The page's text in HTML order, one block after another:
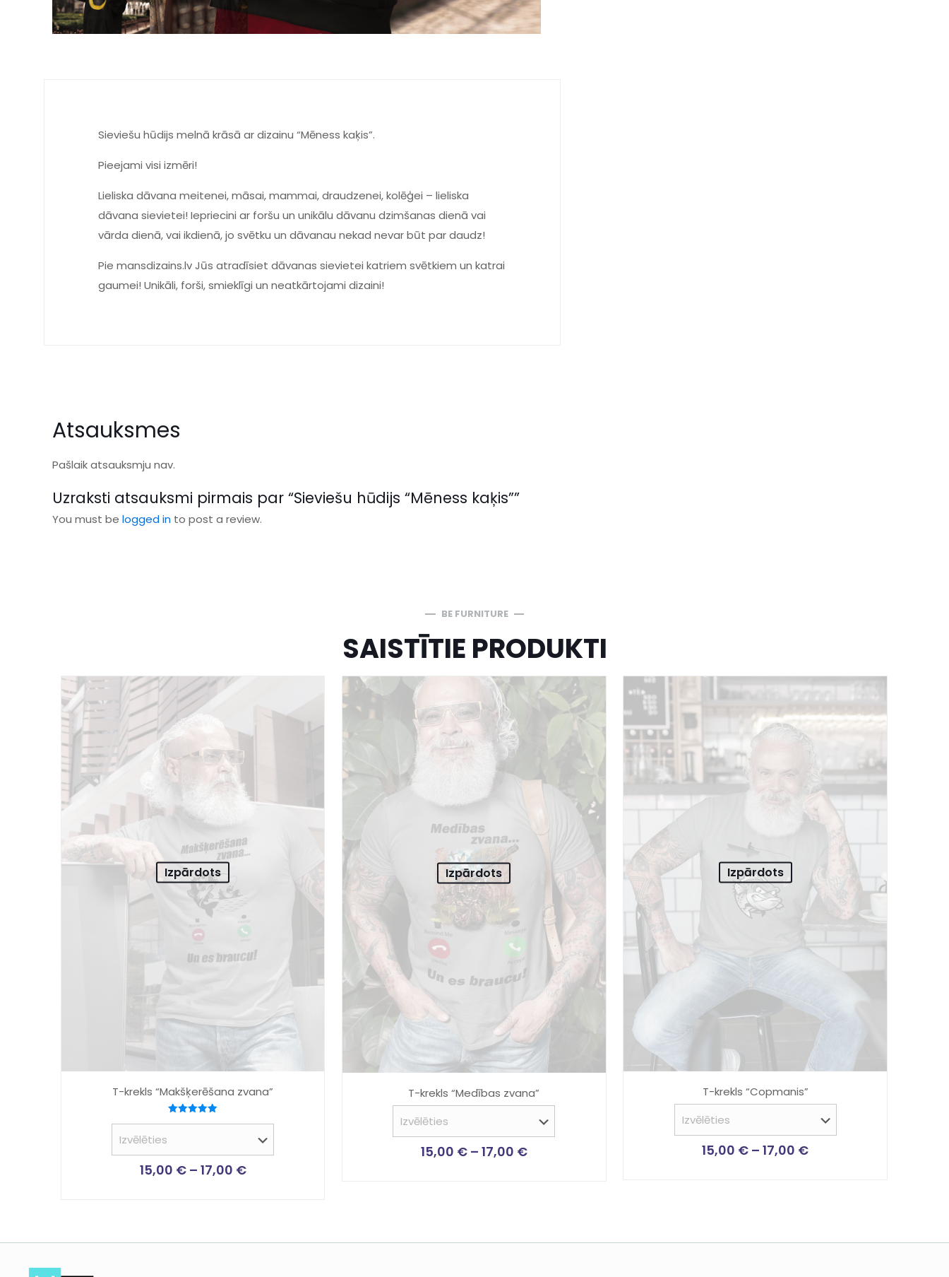
Sieviešu hūdijs melnā krāsā ar dizainu “Mēness kaķis”.
Pieejami visi izmēri!
Lieliska dāvana meitenei, māsai, mammai, draudzenei, kolēģei – lieliska
dāvana sievietei! Iepriecini ar foršu un unikālu dāvanu dzimšanas dienā vai
vārda dienā, vai ikdienā, jo svētku un dāvanau nekad nevar būt par daudz!
Pie mansdizains.lv Jūs atradīsiet dāvanas sievietei katriem svētkiem un katrai
gaumei! Unikāli, forši, smieklīgi un neatkārtojami dizaini!
Atsauksmes
Pašlaik atsauksmju nav.
Uzraksti atsauksmi pirmais par “Sieviešu hūdijs “Mēness kaķis””
You must be logged in to post a review.
BE FURNITURE
SAISTĪTIE PRODUKTI
Izpārdots
T-krekls “Makšķerēšana zvana”
15,00 € – 17,00 €
Izpārdots
T-krekls “Medības zvana”
15,00 € – 17,00 €
Izpārdots
T-krekls “Copmanis”
15,00 € – 17,00 €